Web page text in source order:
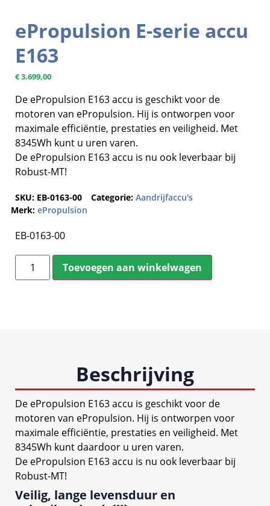
ePropulsion E-serie accu
E163
€3.699,00
De ePropulsion E163 accu is geschikt voor de
motoren van ePropulsion. Hij is ontworpen voor
maximale efficiëntie, prestaties en veiligheid. Met
8345Wh kunt u uren varen.
De ePropulsion E163 accu is nu ook leverbaar bij
Robust-MT!
SKU: EB-0163-00 Categorie: Aandrijfaccu's
Merk: ePropulsion
EB-0163-00
Toevoegen aan winkelwagen
Beschrijving
De ePropulsion E163 accu is geschikt voor de
motoren van ePropulsion. Hij is ontworpen voor
maximale efficiëntie, prestaties en veiligheid. Met
8345Wh kunt daardoor u uren varen.
De ePropulsion E163 accu is nu ook leverbaar bij
Robust-MT!
Veilig, lange levensduur en